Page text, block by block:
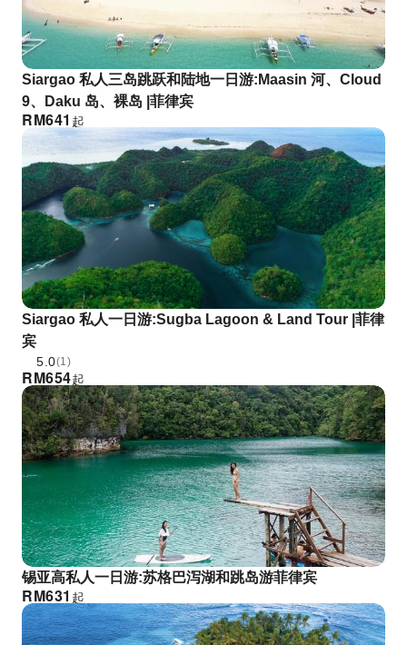
Siargao 私人三岛跳跃和陆地一日游:Maasin 河、Cloud
9、Daku 岛、裸岛 |菲律宾
RM641 起
Siargao 私人一日游:Sugba Lagoon & Land Tour |菲律
宾
5.0(1)
RM654起
锡亚高私人一日游:苏格巴泻湖和跳岛游菲律宾
RM631 起